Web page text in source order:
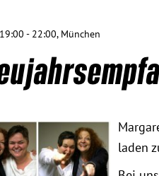
- 22:00, München
laden